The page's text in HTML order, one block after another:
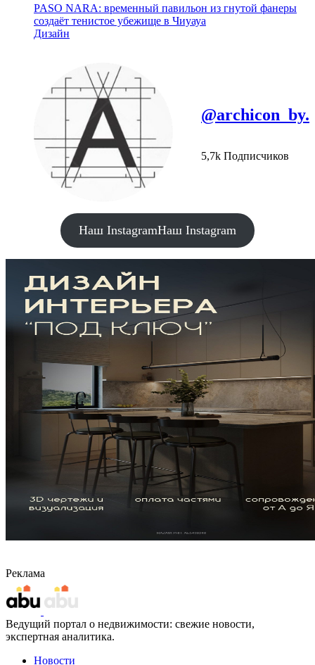
PASO NARA: временный павильон из гнутой фанеры
создаёт тенистое убежище в Чиуауа
Дизайн
@archicon_by.
5,7k Подписчиков
Наш InstagramНаш Instagram
Реклама
Ведущий портал о недвижимости: свежие новости,
экспертная аналитика.
Новости